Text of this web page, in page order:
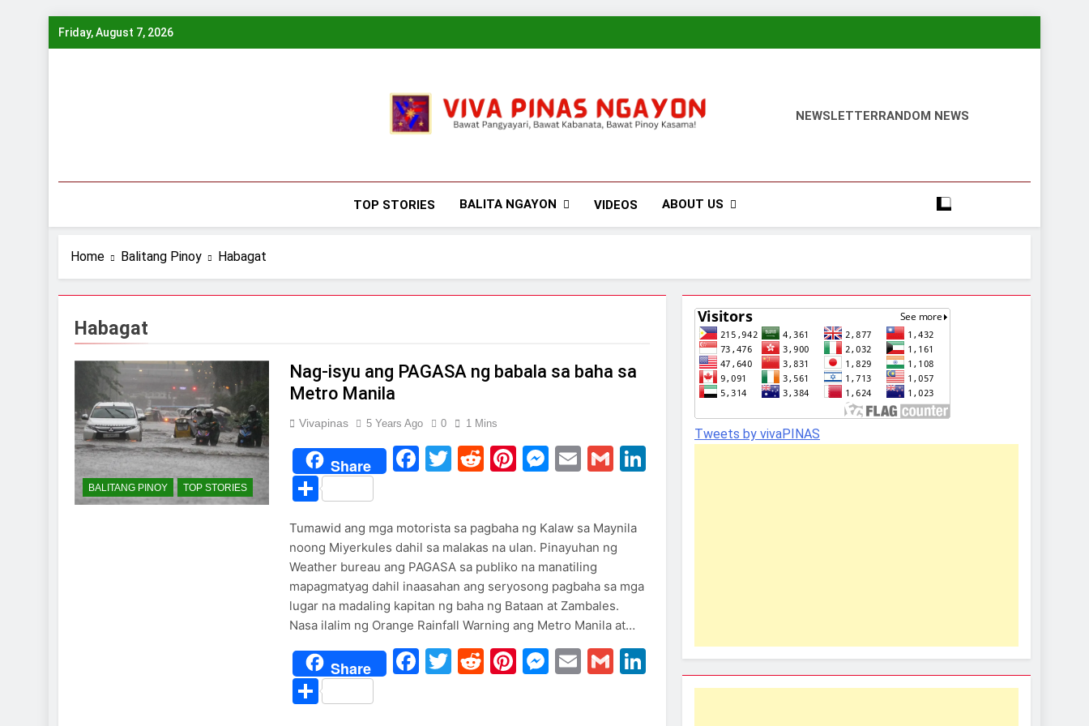
Skip
Friday, August 7, 2026
Viva Pinas
NEWSLETTERRANDOM NEWS
TOP STORIES BALITA NGAYON VIDEOS ABOUT US
Home Balitang Pinoy Habagat
Habagat
BALITANG PINOY TOP STORIES
Nag-isyu ang PAGASA ng babala sa baha sa
Metro Manila
Vivapinas 5 Years Ago 0 1 Mins
Share Facebook
Twitter
Reddit
Pinterest
Messenger
Email
GmailLinkedIn
Share
Tumawid ang mga motorista sa pagbaha ng Kalaw sa Maynila
noong Miyerkules dahil sa malakas na ulan. Pinayuhan ng
Weather bureau ang PAGASA sa publiko na manatiling
mapagmatyag dahil inaasahan ang seryosong pagbaha sa mga
lugar na madaling kapitan ng baha ng Bataan at Zambales.
Nasa ilalim ng Orange Rainfall Warning ang Metro Manila at…
Share Facebook
Twitter
Reddit
Pinterest
Messenger
EmailGmail
LinkedIn
Share
Tweets by vivaPINAS